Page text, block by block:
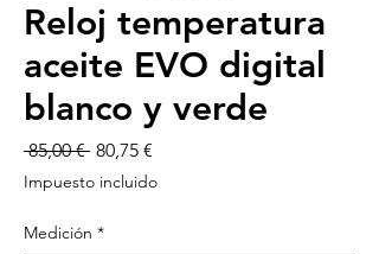
Reloj temperatura
aceite EVO digital
blanco y verde
85,00 € Precio
80,75 €
oferta
Impuesto incluido
Medición *